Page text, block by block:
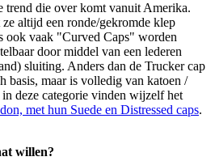
die over komt vanuit Amerika.
altijd een ronde/gekromde klep
ook vaak "Curved Caps" worden
door middel van een lederen
sluiting. Anders dan de Trucker cap
basis, maar is volledig van katoen /
deze categorie vinden wijzelf het
met hun Suede en Distressed caps.
willen?